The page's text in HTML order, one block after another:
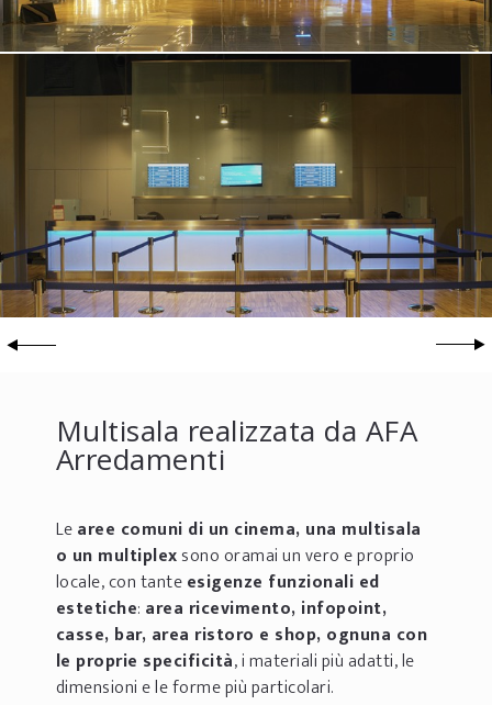
Multisala realizzata da AFA
Arredamenti
Learee comuni di un cinema, una multisala
o un multiplexsono oramai un vero e proprio
locale, con tanteesigenze funzionali ed
estetiche: area ricevimento, infopoint,
casse, bar, area ristoro e shop, ognuna con
le proprie specificità, i materiali più adatti, le
dimensioni e le forme più particolari.